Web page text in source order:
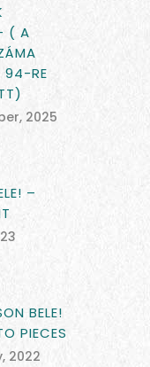
( A
94-RE
2025
–
BELE!
PIECES
2022